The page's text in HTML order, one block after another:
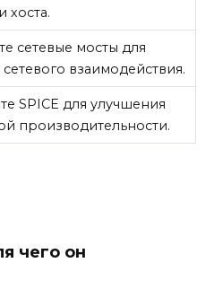
хоста.
сетевые мосты для
взаимодействия.
SPICE для улучшения
производительности.
чего он